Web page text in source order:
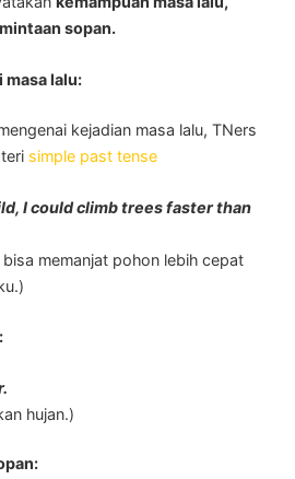
sopan.
masa lalu:
kejadian masa lalu, TNers
simple past tense
I could climb trees faster than
memanjat pohon lebih cepat
hujan.)